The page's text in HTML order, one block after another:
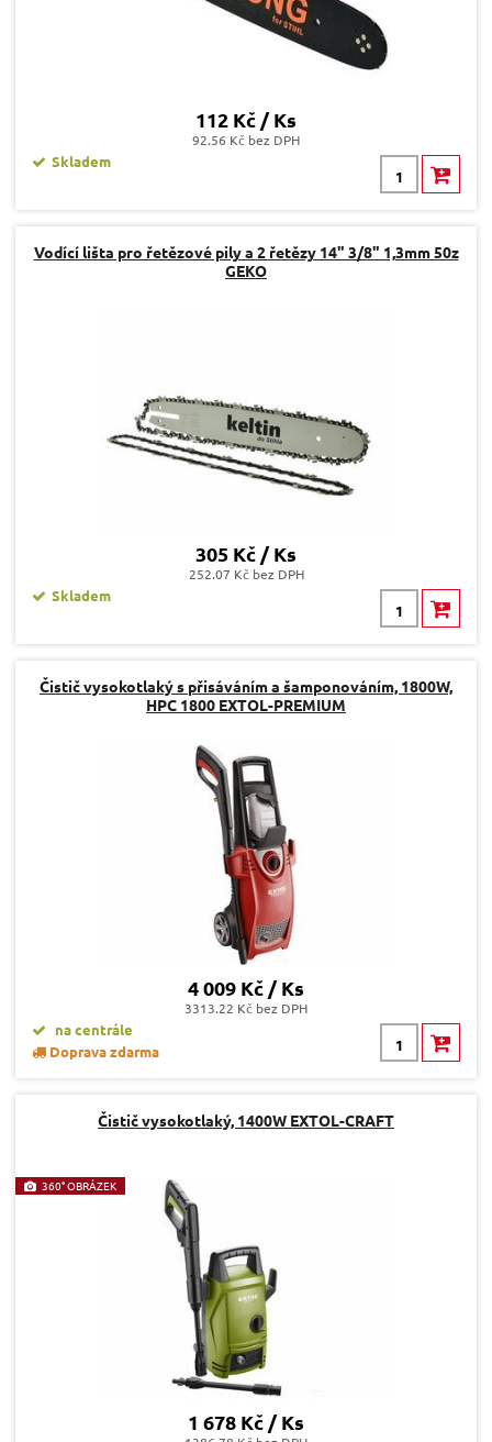
112 Kč / Ks
92.56 Kč bez DPH
Skladem
Vodící lišta pro řetězové pily a 2 řetězy 14" 3/8" 1,3mm 50z
GEKO
305 Kč / Ks
252.07 Kč bez DPH
Skladem
Čistič vysokotlaký s přisáváním a šamponováním, 1800W,
HPC 1800 EXTOL-PREMIUM
4 009 Kč / Ks
3313.22 Kč bez DPH
na centrále
Doprava zdarma
Čistič vysokotlaký, 1400W EXTOL-CRAFT
360° OBRÁZEK
1 678 Kč / Ks